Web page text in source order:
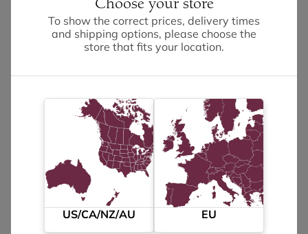
Choose your store
To show the correct prices, delivery times
and shipping options, please choose the
store that fits your location.
US/CA/NZ/AU EU
Dimensioni e modelli